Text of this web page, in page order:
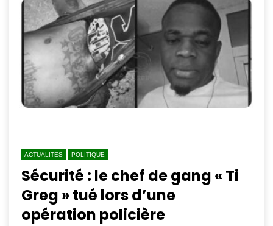
ACTUALITES POLITIQUE
Sécurité : le chef de gang « Ti
Greg » tué lors d’une
opération policière